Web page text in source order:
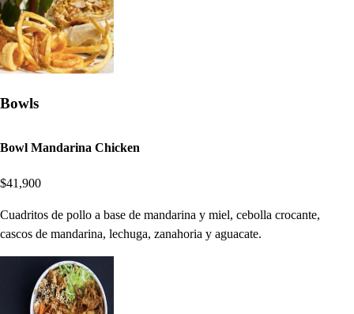
Bowls
Bowl Mandarina Chicken
$41,900
Cuadritos de pollo a base de mandarina y miel, cebolla crocante,
cascos de mandarina, lechuga, zanahoria y aguacate.